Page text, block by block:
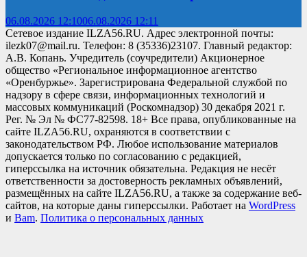
06.08.2026 12:1006.08.2026 12:11
Сетевое издание ILZA56.RU. Адрес электронной почты:
ilezk07@mail.ru. Телефон: 8 (35336)23107. Главный редактор:
А.В. Копань. Учредитель (соучредители) Акционерное
общество «Региональное информационное агентство
«Оренбуржье». Зарегистрирована Федеральной службой по
надзору в сфере связи, информационных технологий и
массовых коммуникаций (Роскомнадзор) 30 декабря 2021 г.
Рег. № Эл № ФС77-82598. 18+ Все права, опубликованные на
сайте ILZA56.RU, охраняются в соответствии с
законодательством РФ. Любое использование материалов
допускается только по согласованию с редакцией,
гиперссылка на источник обязательна. Редакция не несёт
ответственности за достоверность рекламных объявлений,
размещённых на сайте ILZA56.RU, а также за содержание веб-
сайтов, на которые даны гиперссылки. Работает на WordPress
и Bam. Политика о персональных данных